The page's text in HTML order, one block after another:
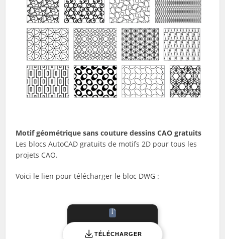
Motif géométrique sans couture dessins CAO gratuits
Les blocs AutoCAD gratuits de motifs 2D pour tous les
projets CAO.
Voici le lien pour télécharger le bloc DWG :
TÉLÉCHARGER